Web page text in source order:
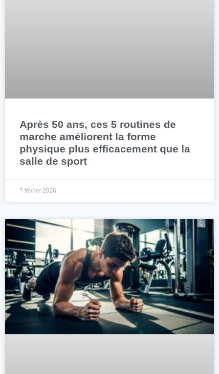
Après 50 ans, ces 5 routines de
marche améliorent la forme
physique plus efficacement que la
salle de sport
7 février 2026